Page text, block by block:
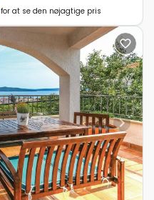
for at se den nøjagtige pris
Next